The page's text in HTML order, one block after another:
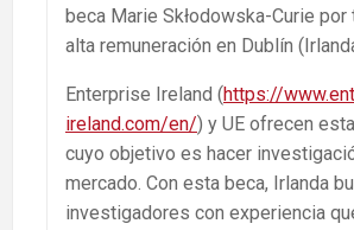
beca Marie Skłodowska-Curie por
alta remuneración en Dublín
Enterprise Ireland (https://
ireland.com/en/) y UE ofrecen
cuyo objetivo es hacer
mercado. Con esta beca, Irlanda
investigadores con experiencia